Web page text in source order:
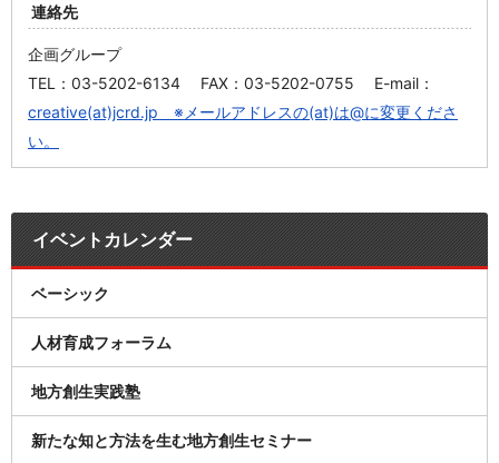
連絡先
企画グループ
TEL：03-5202-6134 FAX：03-5202-0755 E-mail：
creative(at)jcrd.jp ※メールアドレスの(at)は@に変更くださ
い。
イベントカレンダー
ベーシック
人材育成フォーラム
地方創生実践塾
新たな知と方法を生む地方創生セミナー